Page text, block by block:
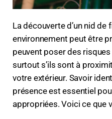
La découverte d’un nid de
environnement peut être
peuvent poser des
surtout s’ils sont à
votre extérieur. Savoir
présence est essentiel
appropriées. Voici ce que